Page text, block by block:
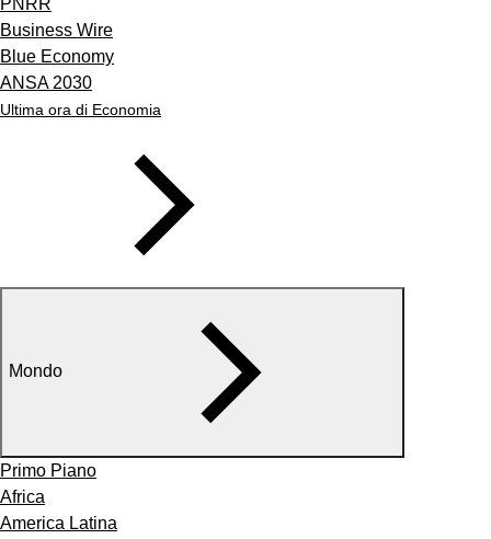
PNRR
Business Wire
Blue Economy
ANSA 2030
Ultima ora di Economia
Mondo
Primo Piano
Africa
America Latina